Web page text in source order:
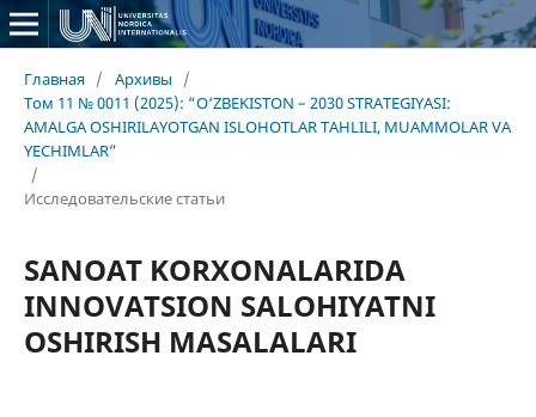
Главная / Архивы
/
Том 11 № 0011 (2025): “O‘ZBEKISTON – 2030 STRATEGIYASI:
AMALGA OSHIRILAYOTGAN ISLOHOTLAR TAHLILI, MUAMMOLAR VA
YECHIMLAR”
/
Исследовательские статьи
SANOAT KORXONALARIDA
INNOVATSION SALOHIYATNI
OSHIRISH MASALALARI